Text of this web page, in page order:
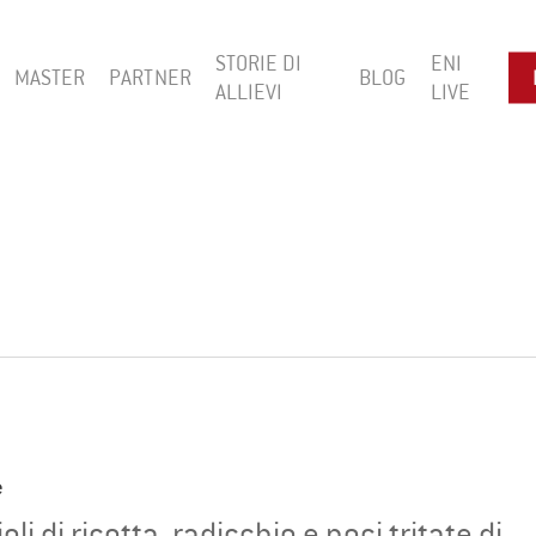
MASTER PARTNER
STORIE DI
ALLIEVI
BLOG
ENI
LIVE